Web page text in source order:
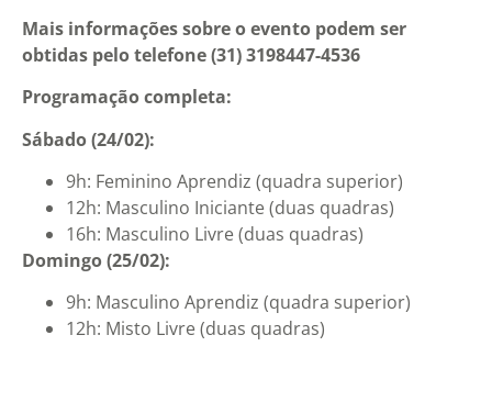
Mais informações sobre o evento podem ser
obtidas pelo telefone (31) 3198447-4536
Programação completa:
Sábado (24/02):
9h: Feminino Aprendiz (quadra superior)
12h: Masculino Iniciante (duas quadras)
16h: Masculino Livre (duas quadras)
Domingo (25/02):
9h: Masculino Aprendiz (quadra superior)
12h: Misto Livre (duas quadras)